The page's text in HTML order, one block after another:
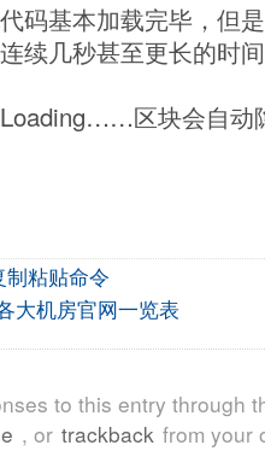
码基本加载完毕，但
续几秒甚至更长的时
区块会自动
粘贴命令
大机房官网一览表
to this entry through
, or trackback from your